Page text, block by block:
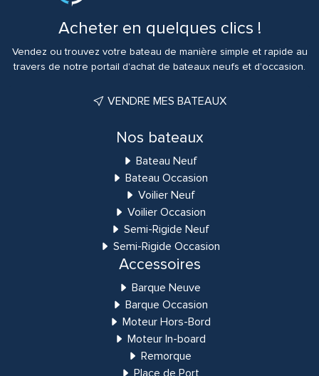
Acheter en quelques clics !
Vendez ou trouvez votre bateau de manière simple et rapide au
travers de notre portail d'achat de bateaux neufs et d'occasion.
VENDRE MES BATEAUX
Nos bateaux
Bateau Neuf
Bateau Occasion
Voilier Neuf
Voilier Occasion
Semi-Rigide Neuf
Semi-Rigide Occasion
Accessoires
Barque Neuve
Barque Occasion
Moteur Hors-Bord
Moteur In-board
Remorque
Place de Port